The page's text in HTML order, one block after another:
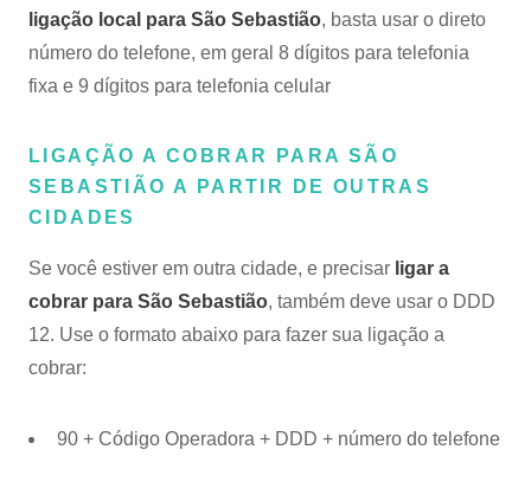
ligação local para São Sebastião, basta usar o direto
número do telefone, em geral 8 dígitos para telefonia
fixa e 9 dígitos para telefonia celular
LIGAÇÃO A COBRAR PARA SÃO
SEBASTIÃO A PARTIR DE OUTRAS
CIDADES
Se você estiver em outra cidade, e precisar ligar a
cobrar para São Sebastião, também deve usar o DDD
12. Use o formato abaixo para fazer sua ligação a
cobrar:
90 + Código Operadora + DDD + número do telefone